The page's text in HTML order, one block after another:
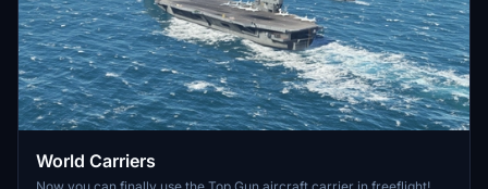
World Carriers